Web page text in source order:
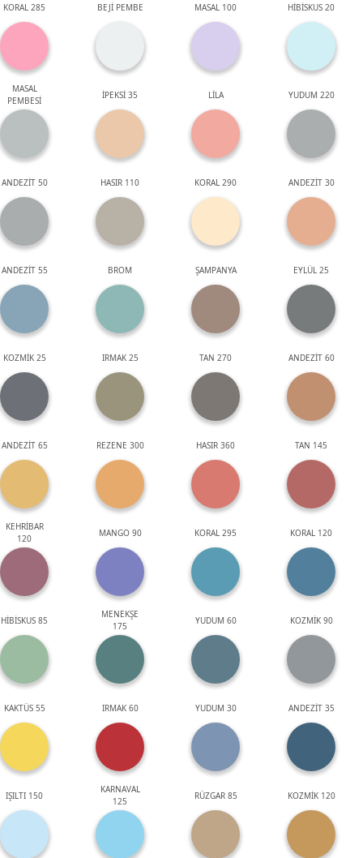
KORAL 285 BEJİ PEMBE MASAL 100 HİBİSKUS 20
MASAL
PEMBESİ
İPEKSİ 35 LİLA YUDUM 220
ANDEZİT 50 HASIR 110 KORAL 290 ANDEZİT 30
ANDEZİT 55 BROM ŞAMPANYA EYLÜL 25
KOZMİK 25 IRMAK 25 TAN 270 ANDEZİT 60
ANDEZİT 65 REZENE 300 HASIR 360 TAN 145
KEHRİBAR
120
MANGO 90 KORAL 295 KORAL 120
HİBİSKUS 85
MENEKŞE
175
YUDUM 60 KOZMİK 90
KAKTÜS 55 IRMAK 60 YUDUM 30 ANDEZİT 35
IŞILTI 150
KARNAVAL
125
RÜZGAR 85 KOZMİK 120